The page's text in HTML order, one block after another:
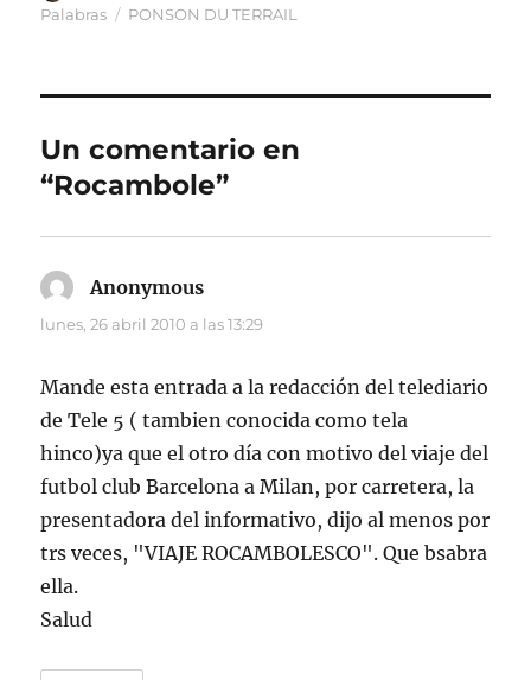
el
Palabras
Etiquetas
PONSON DU TERRAIL
Un comentario en
“Rocambole”
Anonymous
lunes, 26 abril 2010 a las 13:29
Mande esta entrada a la redacción del telediario
de Tele 5 ( tambien conocida como tela
hinco)ya que el otro día con motivo del viaje del
futbol club Barcelona a Milan, por carretera, la
presentadora del informativo, dijo al menos por
trs veces, "VIAJE ROCAMBOLESCO". Que bsabra
ella.
Salud